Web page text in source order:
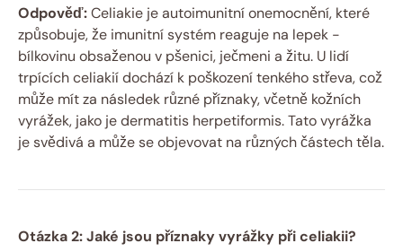
Odpověď:Celiakie je ‌autoimunitní⁣ onemocnění, které⁣
způsobuje,‍ že imunitní ⁣systém ⁣reaguje⁢ na lepek ⁣-
bílkovinu obsaženou v pšenici, ječmeni a žitu. U lidí
trpících celiakií dochází ‍k poškození tenkého střeva, což
může mít za ‍následek různé příznaky,⁢ včetně kožních
vyrážek, jako⁢ je dermatitis⁣ herpetiformis. Tato‍ vyrážka⁤
je svědivá a může se objevovat na různých částech těla.
Otázka 2: Jaké jsou příznaky vyrážky při celiakii?